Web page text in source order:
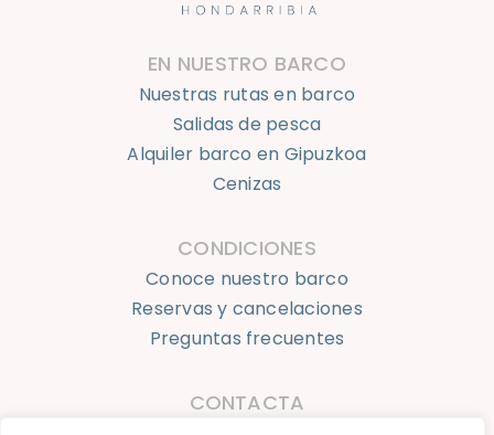
EN NUESTRO BARCO
Nuestras rutas en barco
Salidas de pesca
Alquiler barco en Gipuzkoa
Cenizas
CONDICIONES
Conoce nuestro barco
Reservas y cancelaciones
Preguntas frecuentes
CONTACTA